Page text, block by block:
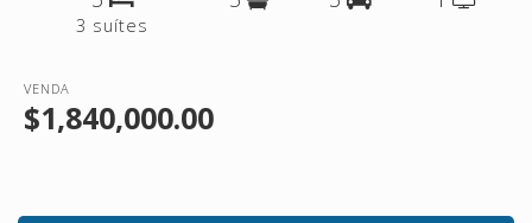
3 suítes
VENDA
$1,840,000.00